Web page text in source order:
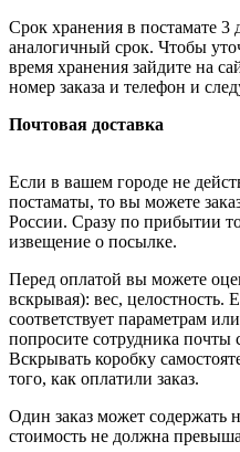
Срок хранения в постамате
аналогичный срок. Чтобы
время хранения зайдите на
номер заказа и телефон и
Почтовая доставка
Если в вашем городе не
постаматы, то вы можете
России. Сразу по прибытии
извещение о посылке.
Перед оплатой вы можете
вскрывая): вес, целостность.
соответствует параметрам
попросите сотрудника почты
Вскрывать коробку
того, как оплатили заказ.
Один заказ может содержать
стоимость не должна